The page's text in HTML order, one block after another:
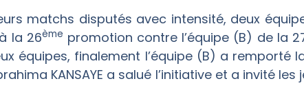
matchs disputés avec intensité, deux
à la 26ème promotion contre l’équipe (B) de la
équipes, finalement l’équipe (B) a remporté
KANSAYE a salué l’initiative et a invité